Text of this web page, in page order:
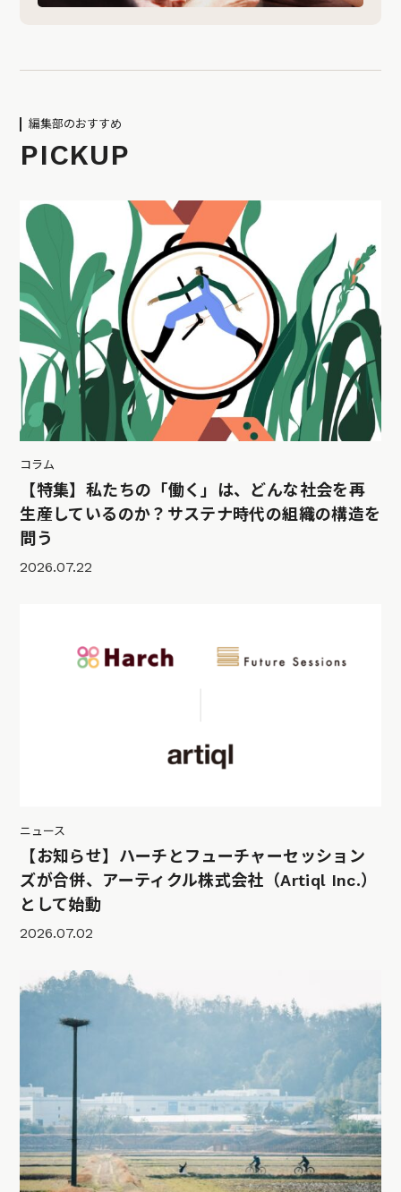
編集部のおすすめ
PICKUP
コラム
【特集】私たちの「働く」は、どんな社会を再
生産しているのか？サステナ時代の組織の構造を
問う
2026.07.22
ニュース
【お知らせ】ハーチとフューチャーセッション
ズが合併、アーティクル株式会社（Artiql Inc.）
として始動
2026.07.02